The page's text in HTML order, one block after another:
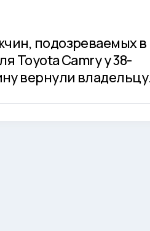
подозреваемых в
Toyota Camry у 38-
вернули